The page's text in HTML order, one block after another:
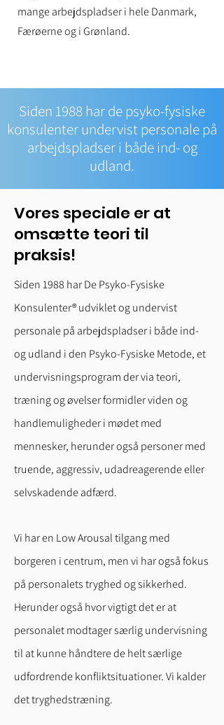
mange arbejdspladser i hele Danmark,
Færøerne og i Grønland.
Siden 1988 har de psyko-fysiske
konsulenter undervist personale på
arbejdspladser i både ind- og
udland.
Vores speciale er at
omsætte teori til
praksis!
Siden 1988 har De Psyko-Fysiske
Konsulenter® udviklet og undervist
personale på arbejdspladser i både ind-
og udland i den Psyko-Fysiske Metode, et
undervisningsprogram der via teori,
træning og øvelser formidler viden og
handlemuligheder i mødet med
mennesker, herunder også personer med
truende, aggressiv, udadreagerende eller
selvskadende adfærd.
Vi har en Low Arousal tilgang med
borgeren i centrum, men vi har også fokus
på personalets tryghed og sikkerhed.
Herunder også hvor vigtigt det er at
personalet modtager særlig undervisning
til at kunne håndtere de helt særlige
udfordrende konfliktsituationer. Vi kalder
det tryghedstræning.